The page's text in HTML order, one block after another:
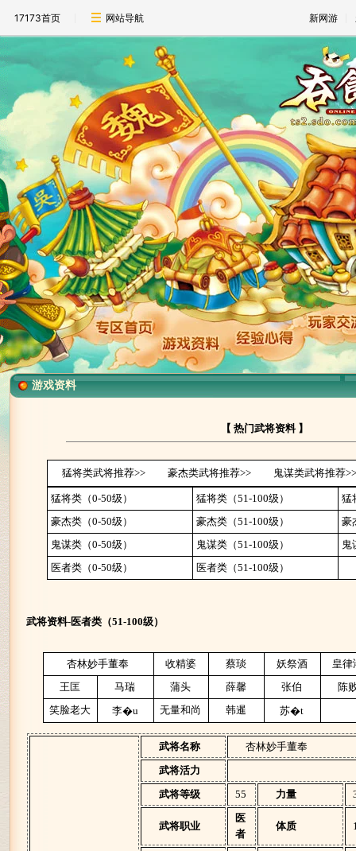
17173首页 网站导航 新网游
游戏资料
【 热门武将资料 】
猛将类武将推荐>> 豪杰类武将推荐>> 鬼谋类武将推荐
猛将类（0-50级） 猛将类（51-100级）
猛
豪杰类（0-50级）
豪杰类（51-100级）
豪
鬼谋类（0-50级）
鬼谋类（51-100级）
鬼
医者类（0-50级）
医者类（51-100级）
武将资料-医者类（51-100级）
杏林妙手董奉 收精婆 蔡琰 妖祭酒
皇律
王匡
马瑞 蒲头 薛馨 张伯
陈
笑脸老大
李�u 无量和尚 韩暹 苏�t
武将名称
杏林妙手董奉
武将活力
武将等级
55 力量
武将职业
医
者
体质